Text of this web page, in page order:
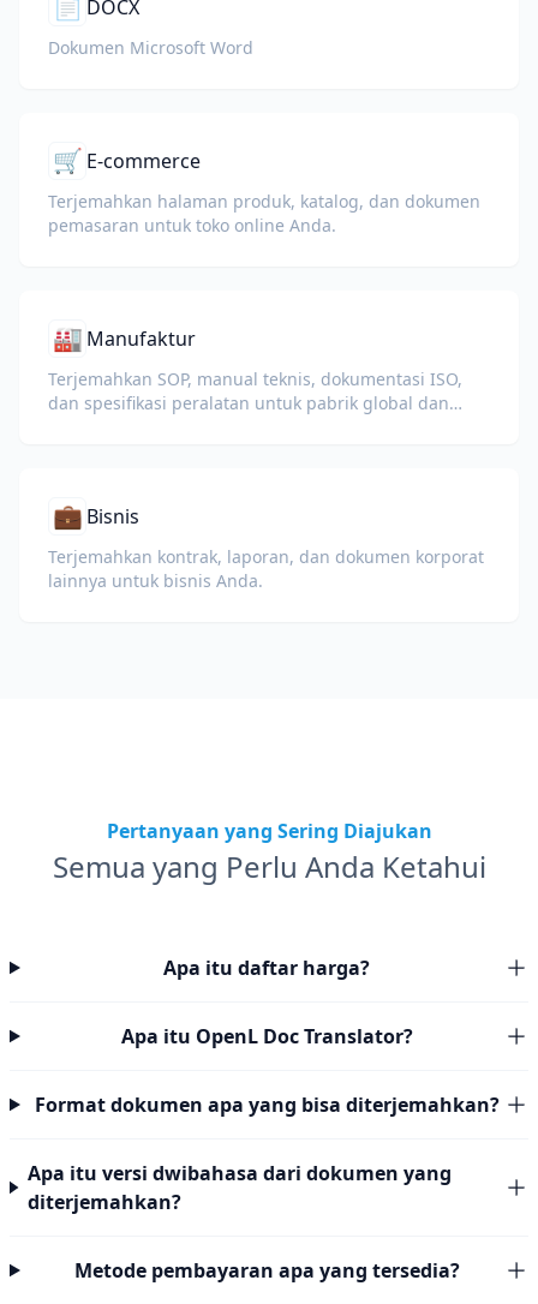
📄 DOCX
Dokumen Microsoft Word
🛒 E-commerce
Terjemahkan halaman produk, katalog, dan dokumen
pemasaran untuk toko online Anda.
🏭 Manufaktur
Terjemahkan SOP, manual teknis, dokumentasi ISO,
dan spesifikasi peralatan untuk pabrik global dan
💼 Bisnis
Terjemahkan kontrak, laporan, dan dokumen korporat
lainnya untuk bisnis Anda.
Pertanyaan yang Sering Diajukan
Semua yang Perlu Anda Ketahui
Apa itu daftar harga?
Apa itu OpenL Doc Translator?
Format dokumen apa yang bisa diterjemahkan?
Apa itu versi dwibahasa dari dokumen yang
diterjemahkan?
Metode pembayaran apa yang tersedia?